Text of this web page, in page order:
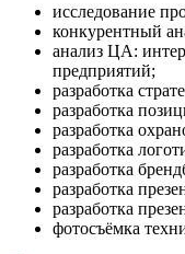
исследование
конкурентный
анализ ЦА:
предприятий;
разработка
разработка
разработка
разработка
разработка
разработка
разработка
фотосъёмка